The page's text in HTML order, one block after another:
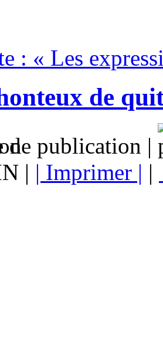
: « Les
de
de publication |
| | Imprimer | |